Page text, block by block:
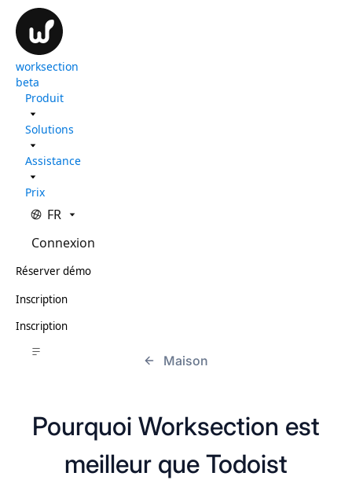
worksection
beta
Produit
Solutions
Assistance
Prix
FR
Connexion
Réserver démo
Inscription
Inscription
Maison
Pourquoi Worksection est
meilleur que Todoist